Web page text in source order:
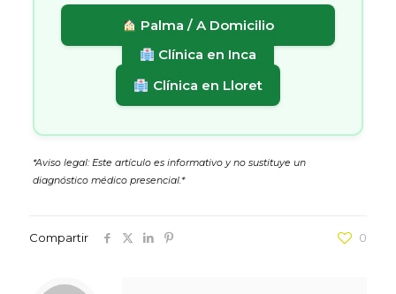
Palma / A Domicilio
Clínica en Inca
Clínica en Lloret
*Aviso legal: Este artículo es informativo y no sustituye un
diagnóstico médico presencial.*
Compartir 0